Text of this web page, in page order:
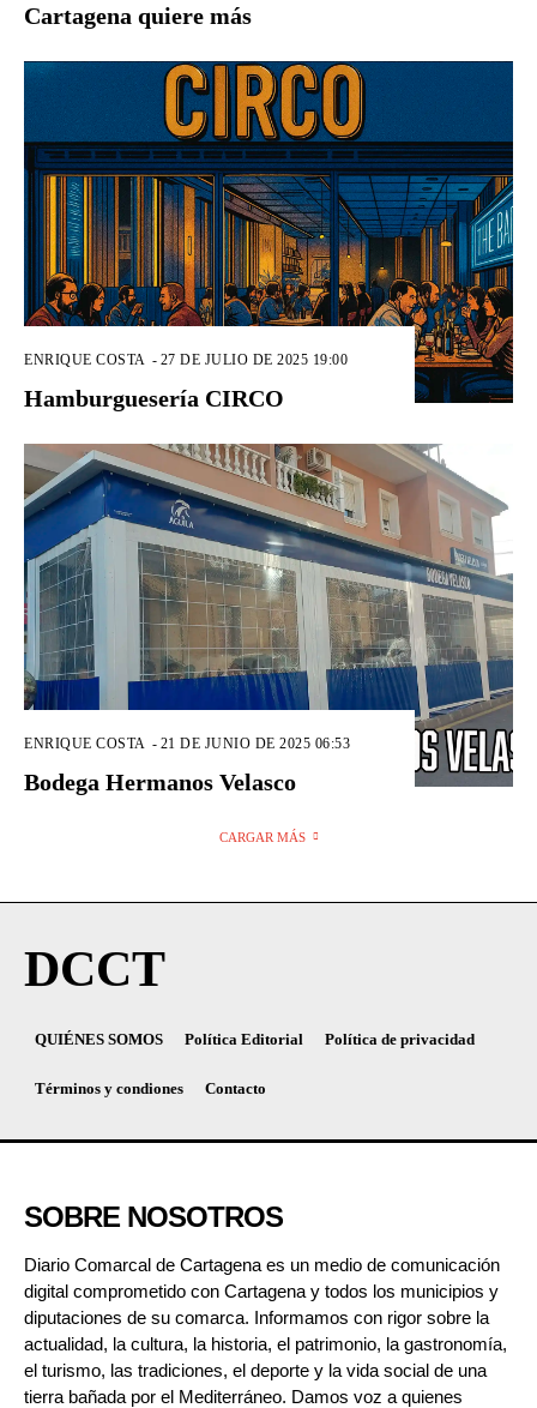
Cartagena quiere más
ENRIQUE COSTA - 27 DE JULIO DE 2025 19:00
Hamburguesería CIRCO
ENRIQUE COSTA - 21 DE JUNIO DE 2025 06:53
Bodega Hermanos Velasco
CARGAR MÁS
DCCT
QUIÉNES SOMOS Política Editorial Política de privacidad
Términos y condiones Contacto
SOBRE NOSOTROS
Diario Comarcal de Cartagena es un medio de comunicación
digital comprometido con Cartagena y todos los municipios y
diputaciones de su comarca. Informamos con rigor sobre la
actualidad, la cultura, la historia, el patrimonio, la gastronomía,
el turismo, las tradiciones, el deporte y la vida social de una
tierra bañada por el Mediterráneo. Damos voz a quienes